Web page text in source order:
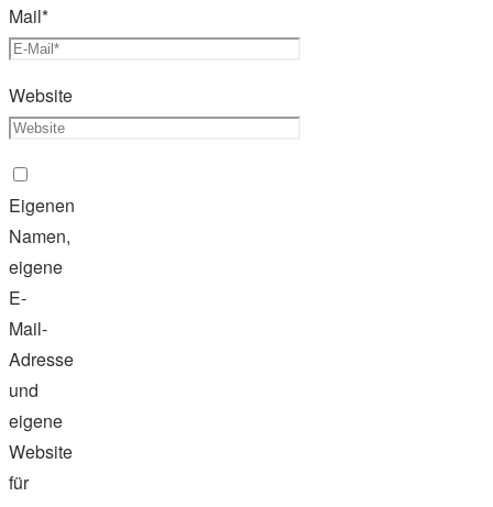
Mail*
Website
Eigenen
Namen,
eigene
E-
Mail-
Adresse
und
eigene
Website
für